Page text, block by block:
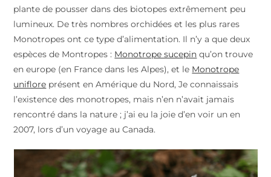
plante de pousser dans des biotopes extrêmement peu
lumineux. De très nombres orchidées et les plus rares
Monotropes ont ce type d’alimentation. Il n’y a que deux
espèces de Montropes : Monotrope sucepin qu’on trouve
en europe (en France dans les Alpes), et le Monotrope
uniflore présent en Amérique du Nord, Je connaissais
l’existence des monotropes, mais n’en n’avait jamais
rencontré dans la nature ; j’ai eu la joie d’en voir un en
2007, lors d’un voyage au Canada.